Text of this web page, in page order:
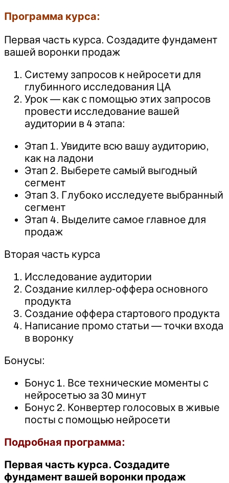
Программа курса:
Первая часть курса. Создадите фундамент
вашей воронки продаж
Систему запросов к нейросети для
глубинного исследования ЦА
Урок — как с помощью этих запросов
провести исследование вашей
аудитории в 4 этапа:
Этап 1. Увидите всю вашу аудиторию,
как на ладони
Этап 2. Выберете самый выгодный
сегмент
Этап 3. Глубоко исследуете выбранный
сегмент
Этап 4. Выделите самое главное для
продаж
Вторая часть курса
Исследование аудитории
Создание киллер-оффера основного
продукта
Создание оффера стартового продукта
Написание промо статьи — точки входа
в воронку
Бонусы:
Бонус 1. Все технические моменты с
нейросетью за 30 минут
Бонус 2. Конвертер голосовых в живые
посты с помощью нейросети
Подробная программа:
Первая часть курса. Создадите
фундамент вашей воронки продаж